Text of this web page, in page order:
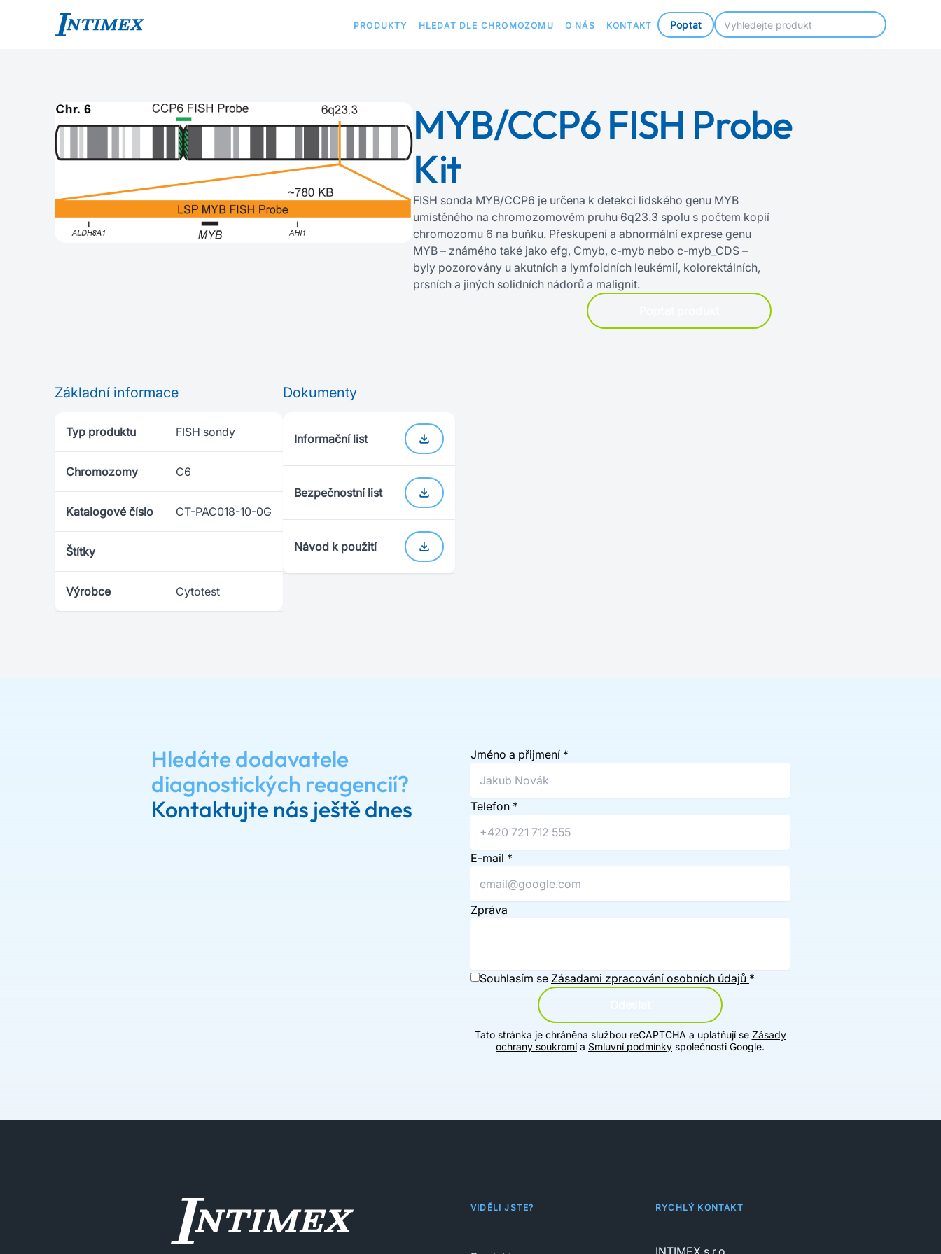
PRODUKTY HLEDAT DLE CHROMOZOMU O NÁS KONTAKT Poptat
MYB/CCP6 FISH Probe
Kit
FISH sonda MYB/CCP6 je určena k detekci lidského genu MYB
umístěného na chromozomovém pruhu 6q23.3 spolu s počtem kopií
chromozomu 6 na buňku. Přeskupení a abnormální exprese genu
MYB – známého také jako efg, Cmyb, c‍-‍myb nebo c‍-‍myb_CDS –
byly pozorovány u akutních a lymfoidních leukémií, kolorektálních,
prsních a jiných solidních nádorů a malignit.
Základní informace
Typ produktu FISH sondy
Chromozomy C6
Katalogové číslo CT-PAC018-10-0G
Štítky
Výrobce Cytotest
Dokumenty
Informační list
Bezpečnostní list
Návod k použití
Hledáte dodavatele
diagnostických reagencií?
Kontaktujte nás ještě dnes
Jméno a přijmení *
Telefon *
E-mail *
Zpráva
Souhlasím se Zásadami zpracování osobních údajů *
Tato stránka je chráněna službou reCAPTCHA a uplatňují se Zásady
ochrany soukromía Smluvní podmínky společnosti Google.
VIDĚLI JSTE? RYCHLÝ KONTAKT
INTIMEX s.r.o.